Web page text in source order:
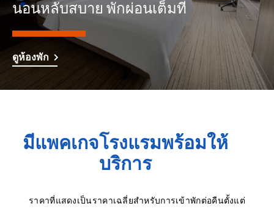
นอนหลับสบาย พักผ่อนเต็มที่
ดูห้องพัก
มีแพคเกจโรงแรมพร้อมให้
บริการ
ราคาที่แสดงเป็นราคาเฉลี่ยสำหรับการเข้าพักต่อคืนตั้งแต่